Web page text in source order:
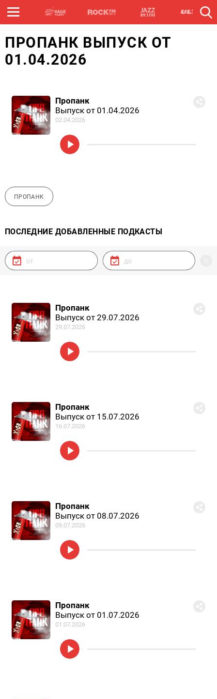
ПРОПАНК ВЫПУСК ОТ
01.04.2026
Пропанк
Выпуск от 01.04.2026
02.04.2026
ПРОПАНК
ПОСЛЕДНИЕ ДОБАВЛЕННЫЕ ПОДКАСТЫ
Пропанк
Выпуск от 29.07.2026
29.07.2026
Пропанк
Выпуск от 15.07.2026
16.07.2026
Пропанк
Выпуск от 08.07.2026
09.07.2026
Пропанк
Выпуск от 01.07.2026
01.07.2026